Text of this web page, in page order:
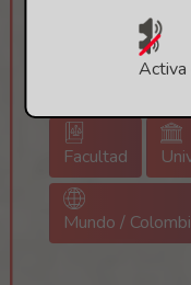
Activa
Facultad
Mundo /